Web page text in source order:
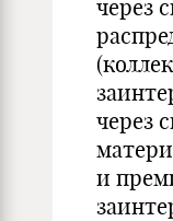
через
через
и